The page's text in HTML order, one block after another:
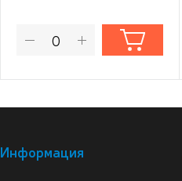
Информация